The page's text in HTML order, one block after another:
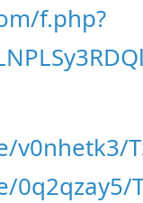
f.php?